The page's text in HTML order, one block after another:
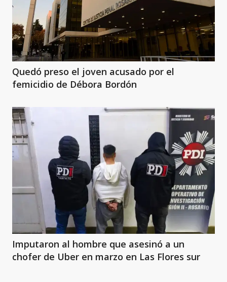
Quedó preso el joven acusado por el
femicidio de Débora Bordón
Imputaron al hombre que asesinó a un
chofer de Uber en marzo en Las Flores sur